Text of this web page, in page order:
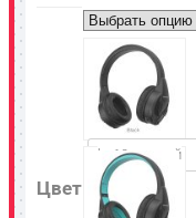
Цвет
bo10 черный